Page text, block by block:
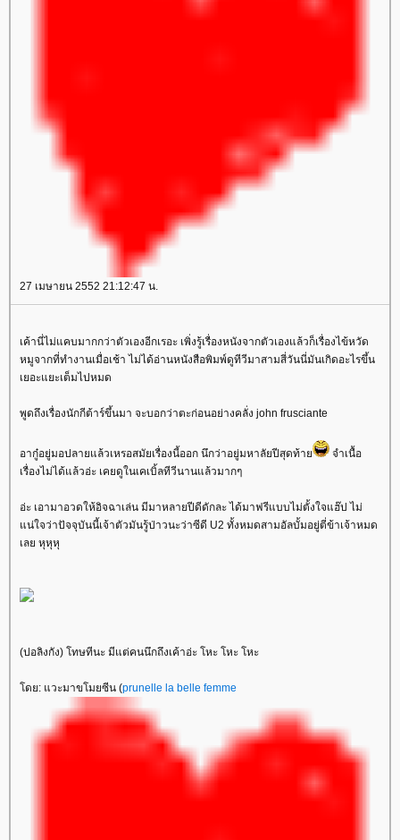
27 เมษายน 2552 21:12:47 น.
เค้านี่ไม่แคบมากกว่าตัวเองอีกเรอะ เพิ่งรู้เรื่องหนังจากตัวเองแล้วก็เรื่องไข้หวัด
หมูจากที่ทำงานเมื่อเช้า ไม่ได้อ่านหนังสือพิมพ์ดูทีวีมาสามสี่วันนี่มันเกิดอะไรขึ้น
เยอะแยะเต็มไปหมด
พูดถึงเรื่องนักกีต้าร์ขึ้นมา จะบอกว่าตะก่อนอย่างคลั่ง john frusciante
อากู๋อยู่มอปลายแล้วเหรอสมัยเรื่องนี้ออก นึกว่าอยู่มหาลัยปีสุดท้า
จำเนื้อ
เรื่องไม่ได้แล้วอ่ะ เคยดูในเคเบิ้ลทีวีนานแล้วมากๆ
อ่ะ เอามาอวดให้อิจฉาเล่น มีมาหลายปีดีดักละ ได้มาฟรีแบบไม่ตั้งใจแฮ๊ป ไม่
น่ใจว่าปัจจุบันนี้เจ้าตัวมันรู้ป่าวนะว่าซีดี U2 ทั้งหมดสามอัลบั้มอยู่ตี่ข้าเจ้าหมด
เลย หุหุหุ
(ปอลิงกัง) โทษทีนะ มีแต่คนนึกถึงเค้าอ่ะ โหะ โหะ โหะ
ดย: แวะมาขโมยซีน (prunelle la belle femme